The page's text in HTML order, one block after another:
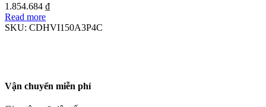
1.854.684 ₫
Read more
SKU: CDHVI150A3P4C
Vận chuyển miễn phí